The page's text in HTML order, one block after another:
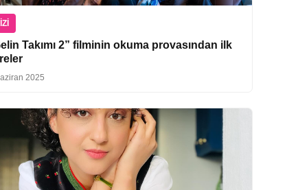
Takımı 2” filminin okuma provasından ilk
2025